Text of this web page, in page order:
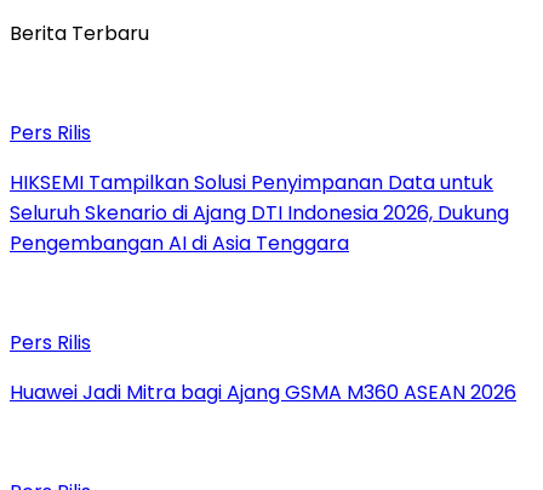
Berita Terbaru
Pers Rilis
HIKSEMI Tampilkan Solusi Penyimpanan Data untuk
Seluruh Skenario di Ajang DTI Indonesia 2026, Dukung
Pengembangan AI di Asia Tenggara
Pers Rilis
Huawei Jadi Mitra bagi Ajang GSMA M360 ASEAN 2026